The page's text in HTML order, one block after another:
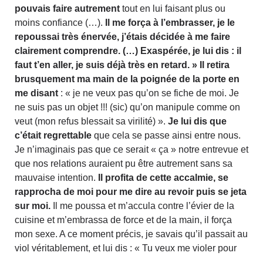
pouvais faire autrement tout en lui faisant plus ou
moins confiance (…).
Il me força à l’embrasser, je le
repoussai très énervée, j’étais décidée à me faire
clairement comprendre. (…) Exaspérée, je lui dis : il
faut t’en aller, je suis déjà très en retard. »
Il retira
brusquement ma main de la poignée de la porte en
me disant : « je ne veux pas qu’on se fiche de moi. Je
ne suis pas un objet !!! (sic) qu’on manipule comme on
veut (mon refus blessait sa virilité) ». Je lui dis que
c’était regrettable que cela se passe ainsi entre nous.
Je n’imaginais pas que ce serait « ça » notre entrevue et
que nos relations auraient pu être autrement sans sa
mauvaise intention.
Il profita de cette accalmie, se
rapprocha de moi pour me dire au revoir puis se jeta
sur moi. Il me poussa et m’accula contre l’évier de la
cuisine et m’embrassa de force et de la main, il força
mon sexe. A ce moment précis, je savais qu’il passait au
viol véritablement, et lui dis : « Tu veux me violer pour